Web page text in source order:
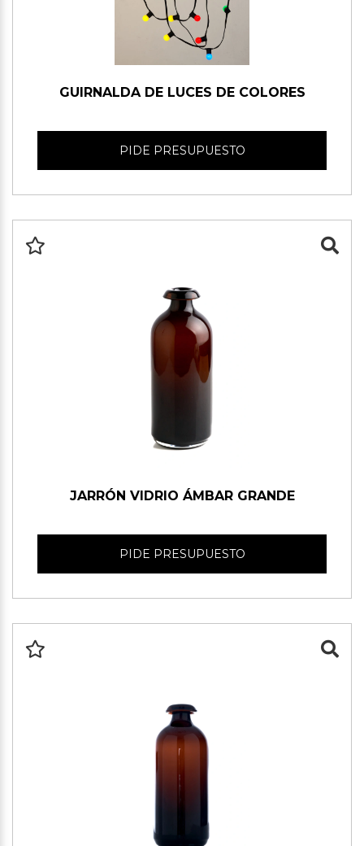
GUIRNALDA DE LUCES DE COLORES
PIDE PRESUPUESTO
JARRÓN VIDRIO ÁMBAR GRANDE
PIDE PRESUPUESTO